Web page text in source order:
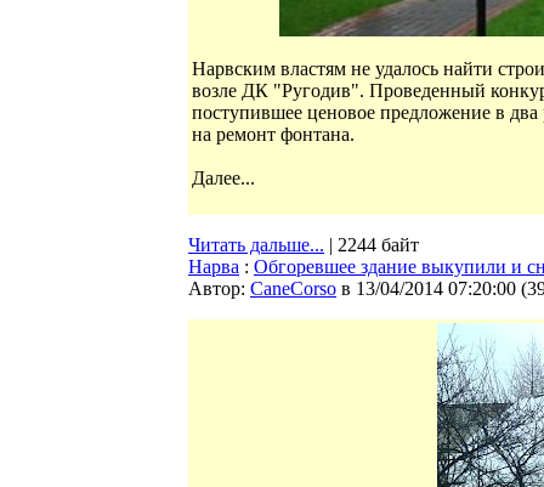
Нарвским властям не удалось найти
возле ДК "Ругодив". Проведенный
поступившее ценовое предложение в
на ремонт фонтана.
Далее...
Читать дальше... | 2244 байт
Нарва : Обгоревшее здание выкупили и
Автор: CaneCorso в 13/04/2014 07:20:00 (